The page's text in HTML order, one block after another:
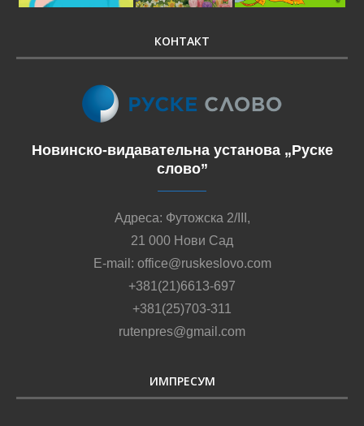
КОНТАКТ
Новинско-видавательна установа „Руске
слово”
Адреса: Футожска 2/III,
21 000 Нови Сад
E-mail: office@ruskeslovo.com
+381(21)6613-697
+381(25)703-311
rutenpres@gmail.com
ИМПРЕСУМ